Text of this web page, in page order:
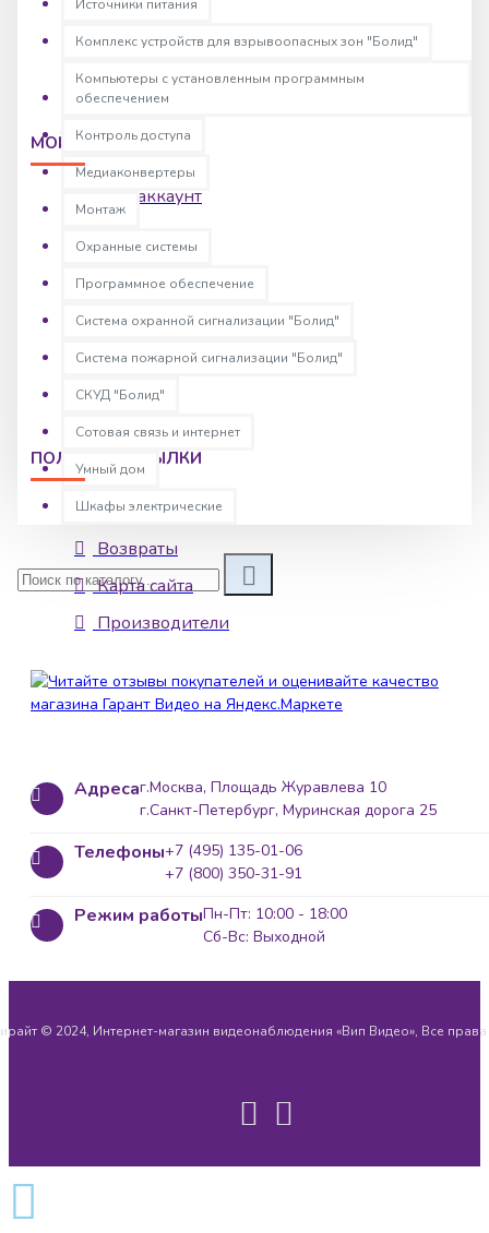
Источники питания
Комплекс устройств для взрывоопасных зон "Болид"
Компьютеры с установленным программным
обеспечением
Контроль доступа
Медиаконвертеры
Монтаж
Охранные системы
Программное обеспечение
Система охранной сигнализации "Болид"
Система пожарной сигнализации "Болид"
СКУД "Болид"
Сотовая связь и интернет
Умный дом
Шкафы электрические
МОЙ АККАУНТ
Мой аккаунт
ПОЛЕЗНЫЕ ССЫЛКИ
Контакты
Возвраты
Карта сайта
Производители
Адресаг.Москва, Площадь Журавлева 10
г.Санкт-Петербург, Муринская дорога 25
Телефоны+7 (495) 135-01-06
+7 (800) 350-31-91
Режим работыПн-Пт: 10:00 - 18:00
Сб-Вс: Выходной
© 2024, Интернет-магазин видеонаблюдения «Вип Видео», Все